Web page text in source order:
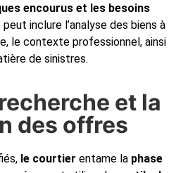
encourus et les besoins
inclure l’analyse des biens à
le contexte professionnel, ainsi
de sinistres.
et la
des offres
le courtier entame la phase